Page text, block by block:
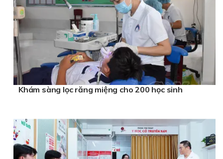
Khám sàng lọc răng miệng cho 200 học sinh